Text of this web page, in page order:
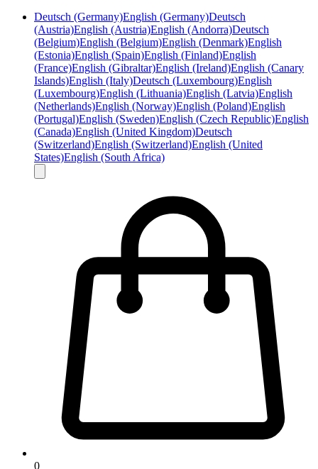
Deutsch (Germany)English (Germany)Deutsch
(Austria)English (Austria)English (Andorra)Deutsch
(Belgium)English (Belgium)English (Denmark)English
(Estonia)English (Spain)English (Finland)English
(France)English (Gibraltar)English (Ireland)English (Canary
Islands)English (Italy)Deutsch (Luxembourg)English
(Luxembourg)English (Lithuania)English (Latvia)English
(Netherlands)English (Norway)English (Poland)English
(Portugal)English (Sweden)English (Czech Republic)English
(Canada)English (United Kingdom)Deutsch
(Switzerland)English (Switzerland)English (United
States)English (South Africa)
0